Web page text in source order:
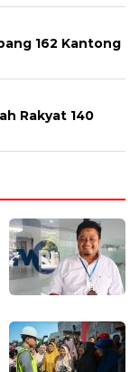
162 Kantong
Rakyat 140